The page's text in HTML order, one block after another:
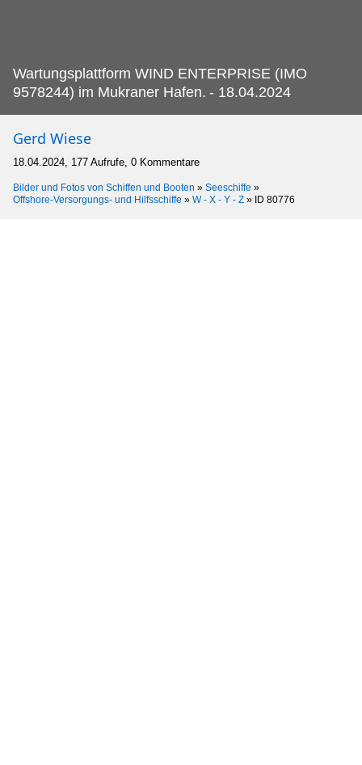
Wartungsplattform WIND ENTERPRISE (IMO
9578244) im Mukraner Hafen. - 18.04.2024
Gerd Wiese
18.04.2024, 177 Aufrufe, 0 Kommentare
Bilder und Fotos von Schiffen und Booten » Seeschiffe »
Offshore-Versorgungs- und Hilfsschiffe » W - X - Y - Z » ID 80776